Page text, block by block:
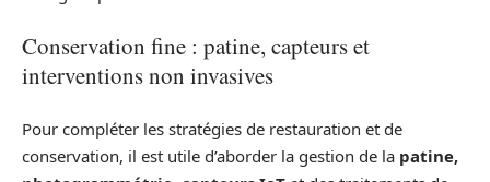
Conservation fine : patine, capteurs et
interventions non invasives
Pour compléter les stratégies de restauration et de
conservation, il est utile d’aborder la gestion de la patine,